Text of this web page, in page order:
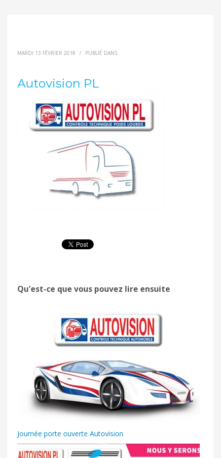
MARDI 13 FÉVRIER 2018 / PUBLIÉ DANS
Autovision PL
Qu'est-ce que vous pouvez lire ensuite
Journée porte ouverte Autovision